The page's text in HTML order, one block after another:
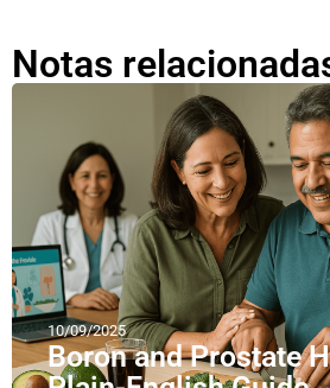
Notas
10/09/2025
Boron and Prostate